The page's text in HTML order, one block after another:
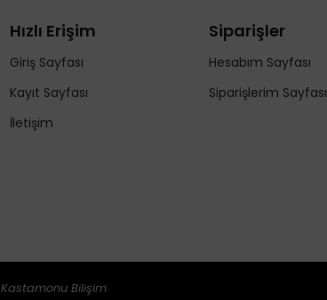
Hızlı Erişim
Giriş Sayfası
Kayıt Sayfası
İletişim
Siparişler
Hesabım Sayfası
Siparişlerim Sayfası
Kastamonu Bilişim